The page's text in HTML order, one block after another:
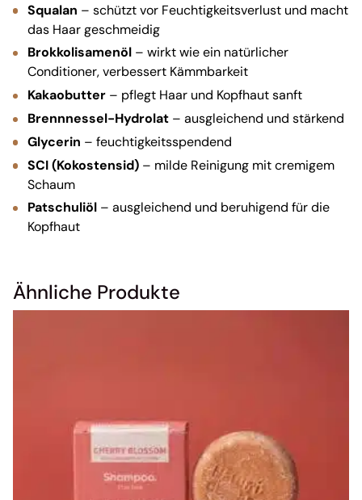
Squalan – schützt vor Feuchtigkeitsverlust und macht
das Haar geschmeidig
Brokkolisamenöl– wirkt wie ein natürlicher
Conditioner, verbessert Kämmbarkeit
Kakaobutter– pflegt Haar und Kopfhaut sanft
Brennnessel-Hydrolat– ausgleichend und stärkend
Glycerin – feuchtigkeitsspendend
SCI (Kokostensid)– milde Reinigung mit cremigem
Schaum
Patschuliöl– ausgleichend und beruhigend für die
Kopfhaut
Ähnliche Produkte